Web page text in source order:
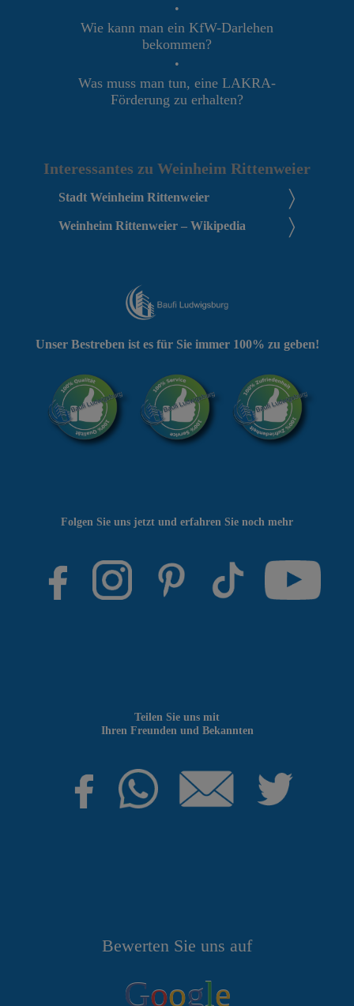
•
Wie kann man ein KfW-Darlehen
bekommen?
•
Was muss man tun, eine LAKRA-
Förderung zu erhalten?
Interessantes zu Weinheim Rittenweier
Stadt Weinheim Rittenweier
Weinheim Rittenweier – Wikipedia
Bewerten Sie uns auf
Google
Teilen Sie uns mit
Ihren Freunden und Bekannten
Folgen Sie uns jetzt und erfahren Sie noch mehr
Unser Bestreben ist es für Sie immer 100% zu geben!